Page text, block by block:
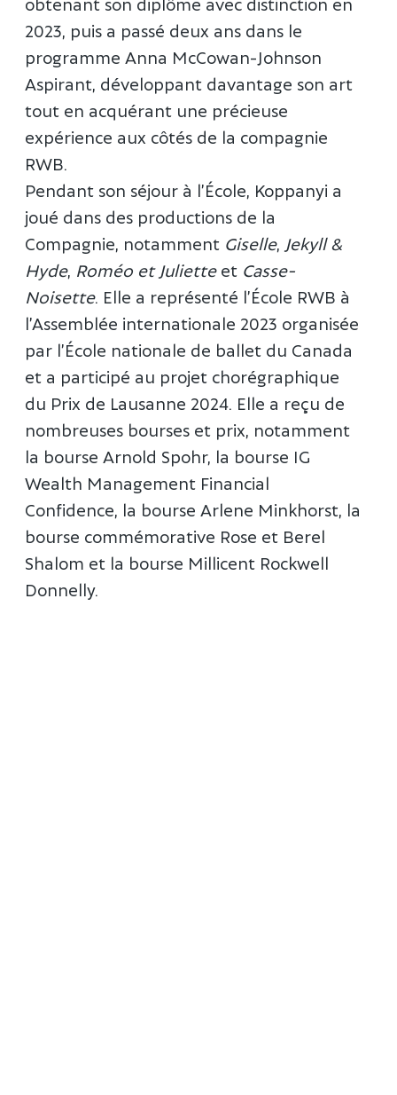
2023, puis a passé deux ans dans le
programme Anna McCowan-Johnson
Aspirant, développant davantage son art
tout en acquérant une précieuse
expérience aux côtés de la compagnie
RWB.
Pendant son séjour à l’École, Koppanyi a
joué dans des productions de la
Compagnie, notamment Giselle, Jekyll &
Hyde, Roméo et Julietteet Casse-
Noisette. Elle a représenté l’École RWB à
l’Assemblée internationale 2023 organisée
par l’École nationale de ballet du Canada
et a participé au projet chorégraphique
du Prix de Lausanne 2024. Elle a reçu de
nombreuses bourses et prix, notamment
la bourse Arnold Spohr, la bourse IG
Wealth Management Financial
Confidence, la bourse Arlene Minkhorst, la
bourse commémorative Rose et Berel
Shalom et la bourse Millicent Rockwell
Donnelly.